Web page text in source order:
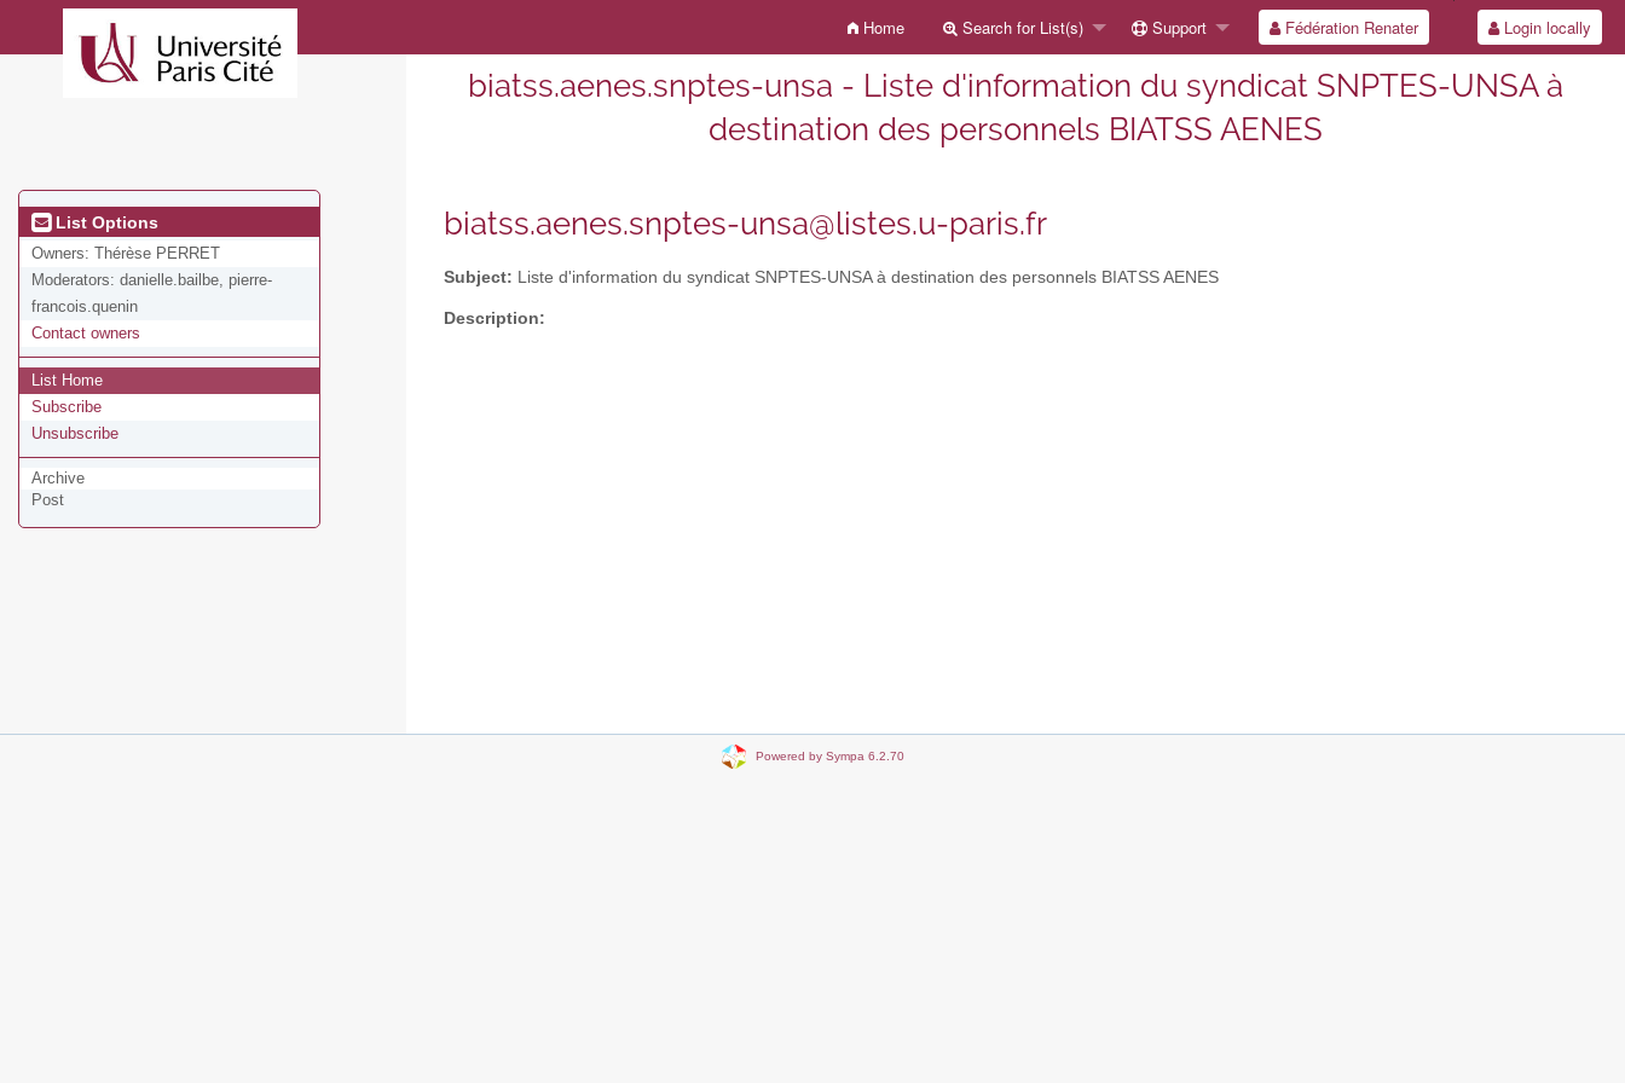
Home Search for List(s) Support Fédération Renater Login locally
biatss.aenes.snptes-unsa - Liste d'information du syndicat SNPTES-UNSA à
destination des personnels BIATSS AENES
List Options
Owners: Thérèse PERRET
Moderators: danielle.bailbe, pierre-
francois.quenin
Contact owners
List Home
Subscribe
Unsubscribe
Archive
Post
biatss.aenes.snptes-unsa@listes.u-paris.fr
Subject: Liste d'information du syndicat SNPTES-UNSA à destination des personnels BIATSS AENES
Description:
Powered by Sympa 6.2.70